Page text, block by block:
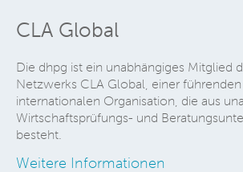
CLA Global
Die dhpg ist ein unabhängiges Mitglied
Netzwerks CLA Global, einer führenden
internationalen Organisation, die aus
Wirtschaftsprüfungs- und
besteht.
Weitere Informationen